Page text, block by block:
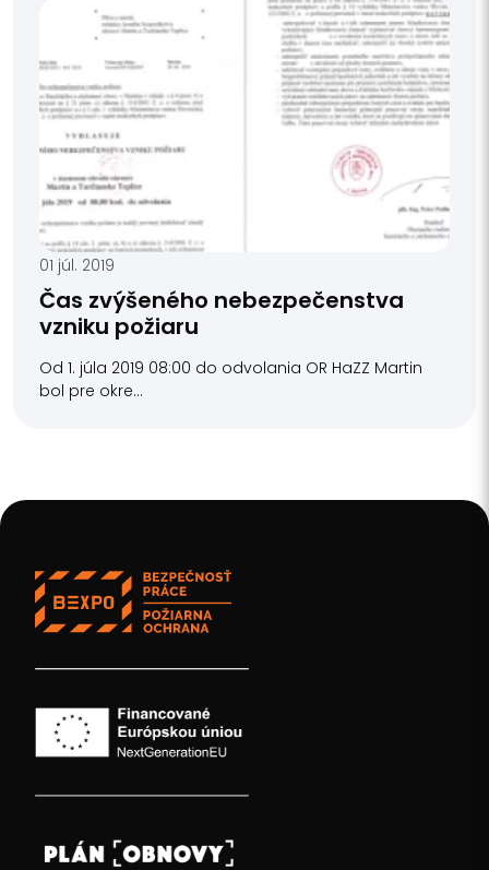
01 júl. 2019
Čas zvýšeného nebezpečenstva
vzniku požiaru
Od 1. júla 2019 08:00 do odvolania OR HaZZ Martin
bol pre okre...